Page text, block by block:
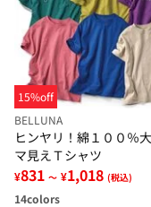
15%off
BELLUNA
ヒンヤリ！綿１００％
マ見えＴシャツ
¥831 ～ ¥1,018 (税込)
14colors